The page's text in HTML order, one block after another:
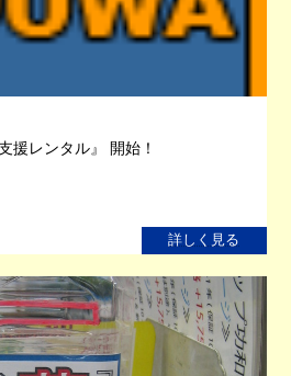
援レンタル』 開始！
詳しく見る